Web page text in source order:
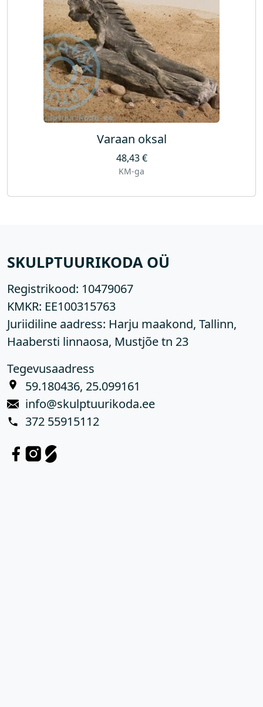
Varaan oksal
48,43€
KM-ga
SKULPTUURIKODA OÜ
Registrikood: 10479067
KMKR: EE100315763
Juriidiline aadress: Harju maakond, Tallinn,
Haabersti linnaosa, Mustjõe tn 23
Tegevusaadress
59.180436, 25.099161
info@skulptuurikoda.ee
372 55915112